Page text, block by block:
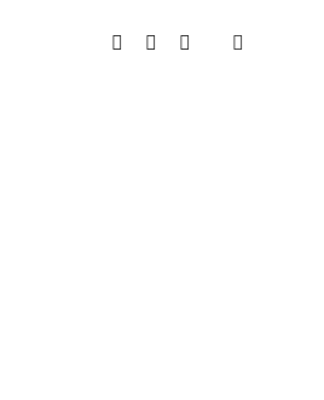
instagram
youtubespotify